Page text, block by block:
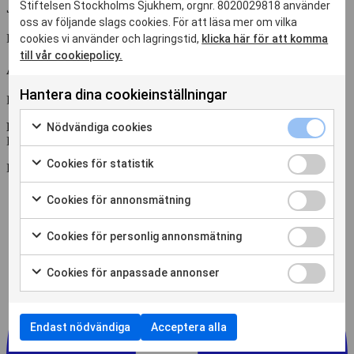
Johan Fastbom
Professor, Karolinska Institutet
Åke Seiger
Professor, Karolinska Institutet
Redaktör: Mariana Lind
Dela
Dela
Stiftelsen Stockholms Sjukhem, orgnr. 8020029818 använder
oss av följande slags cookies. För att läsa mer om vilka
cookies vi använder och lagringstid, klicka här för att komma
till vår cookiepolicy.
Hantera dina cookieinställningar
Nödvändiga cookies
Markera
för
samtycka
till
användning
av
Nödvändiga
cookies
kryssruta
Cookies för statistik
Markera
för
samtycka
till
användning
av
statistik
Cookies
för
statistik
kryssruta
Cookies för annonsmätning
Markera
för
samtycka
till
användning
Cookies
för
annonsmätning
Cookies
för
kryssruta
Cookies för personlig annonsmätning
Markera
för
samtycka
till
användning
av
Cookies
för
personlig
kryssruta
Cookies för anpassade annonser
Markera
att
samtycka
till
Cookies
för
Endast nödvändiga Acceptera alla